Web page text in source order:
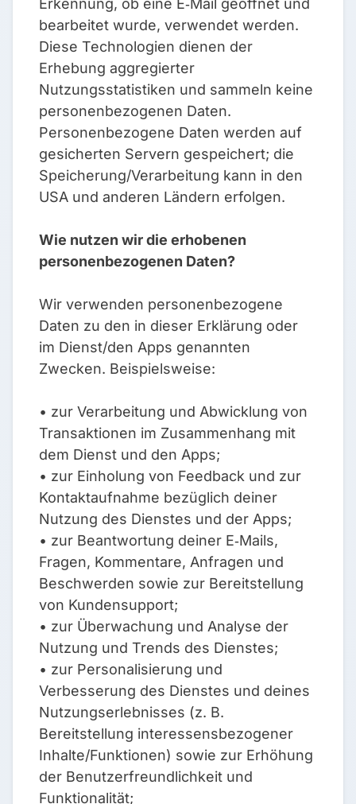
Erkennung, ob eine E‑Mail geöffnet und
bearbeitet wurde, verwendet werden.
Diese Technologien dienen der
Erhebung aggregierter
Nutzungsstatistiken und sammeln keine
personenbezogenen Daten.
Personenbezogene Daten werden auf
gesicherten Servern gespeichert; die
Speicherung/Verarbeitung kann in den
USA und anderen Ländern erfolgen.
Wie nutzen wir die erhobenen
personenbezogenen Daten?
Wir verwenden personenbezogene
Daten zu den in dieser Erklärung oder
im Dienst/den Apps genannten
Zwecken. Beispielsweise:
• zur Verarbeitung und Abwicklung von
Transaktionen im Zusammenhang mit
dem Dienst und den Apps;
• zur Einholung von Feedback und zur
Kontaktaufnahme bezüglich deiner
Nutzung des Dienstes und der Apps;
• zur Beantwortung deiner E‑Mails,
Fragen, Kommentare, Anfragen und
Beschwerden sowie zur Bereitstellung
von Kundensupport;
• zur Überwachung und Analyse der
Nutzung und Trends des Dienstes;
• zur Personalisierung und
Verbesserung des Dienstes und deines
Nutzungserlebnisses (z. B.
Bereitstellung interessensbezogener
Inhalte/Funktionen) sowie zur Erhöhung
der Benutzerfreundlichkeit und
Funktionalität;